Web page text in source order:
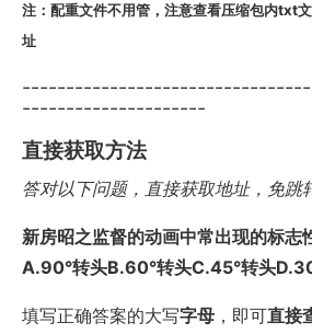
注：配重文件不用管，注意查看压缩包内txt
址
---------------------
直接获取方法
答对以下问题，直接获取地址，免跳
新房昭之监督的动画中常出现的标志
A.90°转头B.60°转头C.45°转头
填写正确答案的大写字母 ，即可直接